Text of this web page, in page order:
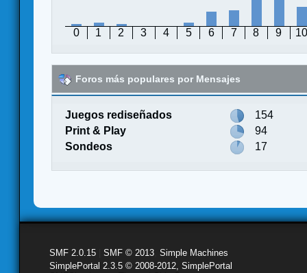
0 1 2 3 4 5 6 7 8 9 10
Foros más populares por Mensajes
Juegos rediseñados
154
Print & Play
94
Sondeos
17
SMF 2.0.15 SMF © 2013 Simple Machines
SimplePortal 2.3.5 © 2008-2012, SimplePortal